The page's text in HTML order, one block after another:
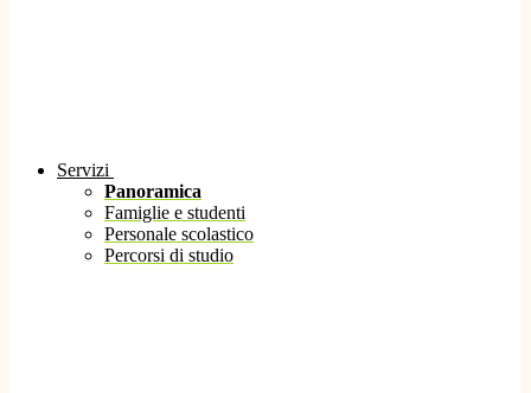
Servizi
Panoramica
Famiglie e studenti
Personale scolastico
Percorsi di studio